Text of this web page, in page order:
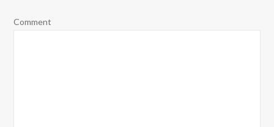
Comment